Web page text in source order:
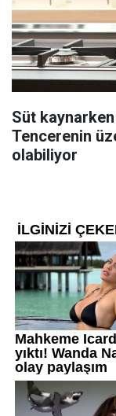
Süt
Tencerenin
olabiliyor